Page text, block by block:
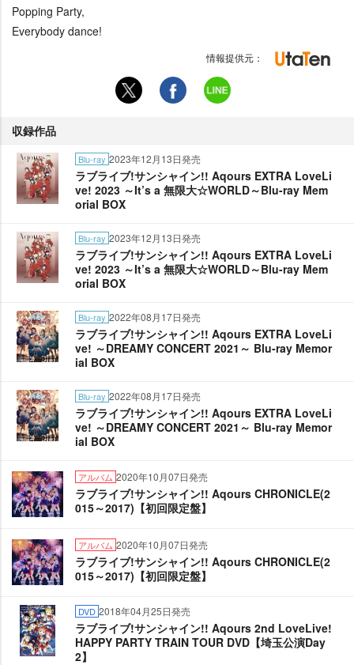
Popping Party,
Everybody dance!
情報提供元：
収録作品
Blu-ray 2023年12月13日発売
ラブライブ!サンシャイン!! Aqours EXTRA LoveLi
ve! 2023 ～It’s a 無限大☆WORLD～Blu-ray Mem
orial BOX
Blu-ray 2023年12月13日発売
ラブライブ!サンシャイン!! Aqours EXTRA LoveLi
ve! 2023 ～It’s a 無限大☆WORLD～Blu-ray Mem
orial BOX
Blu-ray 2022年08月17日発売
ラブライブ!サンシャイン!! Aqours EXTRA LoveLi
ve! ～DREAMY CONCERT 2021～ Blu-ray Memor
ial BOX
Blu-ray 2022年08月17日発売
ラブライブ!サンシャイン!! Aqours EXTRA LoveLi
ve! ～DREAMY CONCERT 2021～ Blu-ray Memor
ial BOX
アルバム 2020年10月07日発売
ラブライブ!サンシャイン!! Aqours CHRONICLE(2
015～2017)【初回限定盤】
アルバム 2020年10月07日発売
ラブライブ!サンシャイン!! Aqours CHRONICLE(2
015～2017)【初回限定盤】
DVD 2018年04月25日発売
ラブライブ!サンシャイン!! Aqours 2nd LoveLive!
HAPPY PARTY TRAIN TOUR DVD【埼玉公演Day
2】